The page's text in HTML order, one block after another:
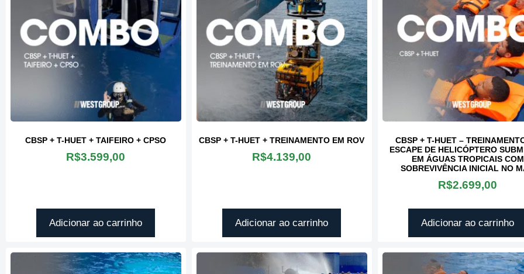
CBSP + T-HUET + TAIFEIRO + CPSO
R$3.599,00
Adicionar ao carrinho
CBSP + T-HUET + TREINAMENTO EM ROV
R$4.139,00
Adicionar ao carrinho
CBSP + T-HUET –
ESCAPE DE HELICÓPTERO
EM ÁGUAS TROPICAIS COM
SOBREVIVÊNCIA INICIAL NO
R$2.699,00
Adicionar ao carrinho
responsabilidade.
que nos atende muito
meu setor. Sucesso a
todos!​
Ao meu ponto de vista, os
treinamento, a parceria
para atender às nossas
diversas solicitações e o
sempre nos prestam.
PARCEIRA e
uma equipe
competente e
Ela entende as
necessidades da
segurança,
muito satisfeitos
serviço de